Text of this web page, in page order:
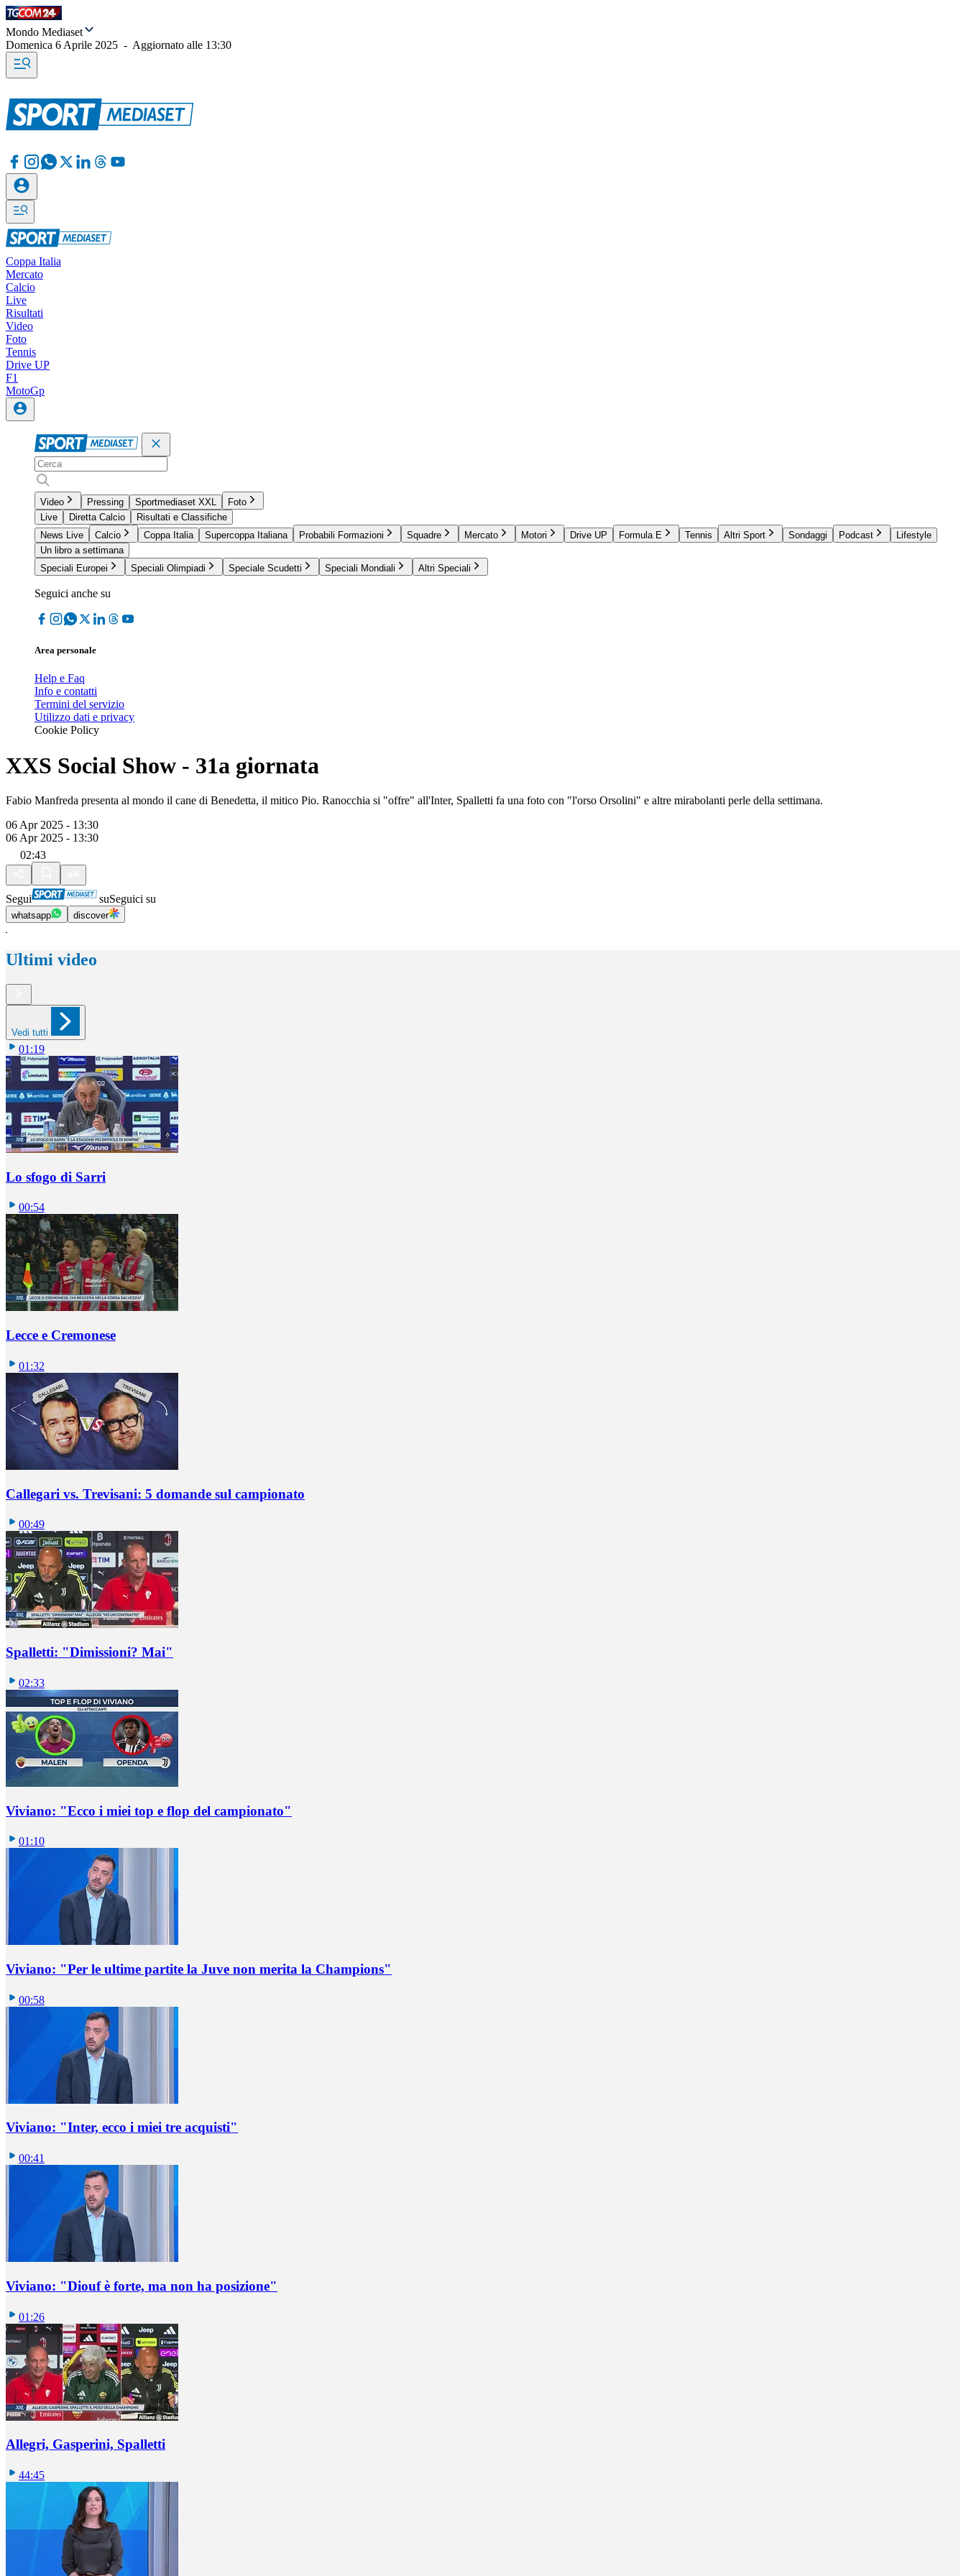
Mondo Mediaset
Domenica 6 Aprile 2025 - Aggiornato alle 13:30
Coppa Italia
Mercato
Calcio
Live
Risultati
Video
Foto
Tennis
Drive UP
F1
MotoGp
Video Pressing Sportmediaset XXL
Foto
Live
Diretta Calcio
Risultati e Classifiche
News Live
Calcio Coppa Italia Supercoppa Italiana Probabili Formazioni Squadre Mercato Motori Drive UP Formula E Tennis Altri Sport Sondaggi Podcast
Lifestyle
Un libro a settimana
Speciali Europei
Speciali Olimpiadi Speciale Scudetti Speciali Mondiali Altri Speciali
Seguici anche su
Area personale
Help e Faq
Info e contatti
Termini del servizio
Utilizzo dati e privacy
Cookie Policy
XXS Social Show - 31a giornata
Fabio Manfreda presenta al mondo il cane di Benedetta, il mitico Pio. Ranocchia si "offre" all'Inter, Spalletti fa una foto con "l'orso Orsolini" e altre mirabolanti perle della settimana.
06 Apr 2025 - 13:30
06 Apr 2025 - 13:30
02:43
Segui suSeguici su
whatsapp discover
Ultimi video
Vedi tutti
01:19
Lo sfogo di Sarri
00:54
Lecce e Cremonese
01:32
Callegari vs. Trevisani: 5 domande sul campionato
00:49
Spalletti: "Dimissioni? Mai"
02:33
Viviano: "Ecco i miei top e flop del campionato"
01:10
Viviano: "Per le ultime partite la Juve non merita la Champions"
00:58
Viviano: "Inter, ecco i miei tre acquisti"
00:41
Viviano: "Diouf è forte, ma non ha posizione"
01:26
Allegri, Gasperini, Spalletti
44:45